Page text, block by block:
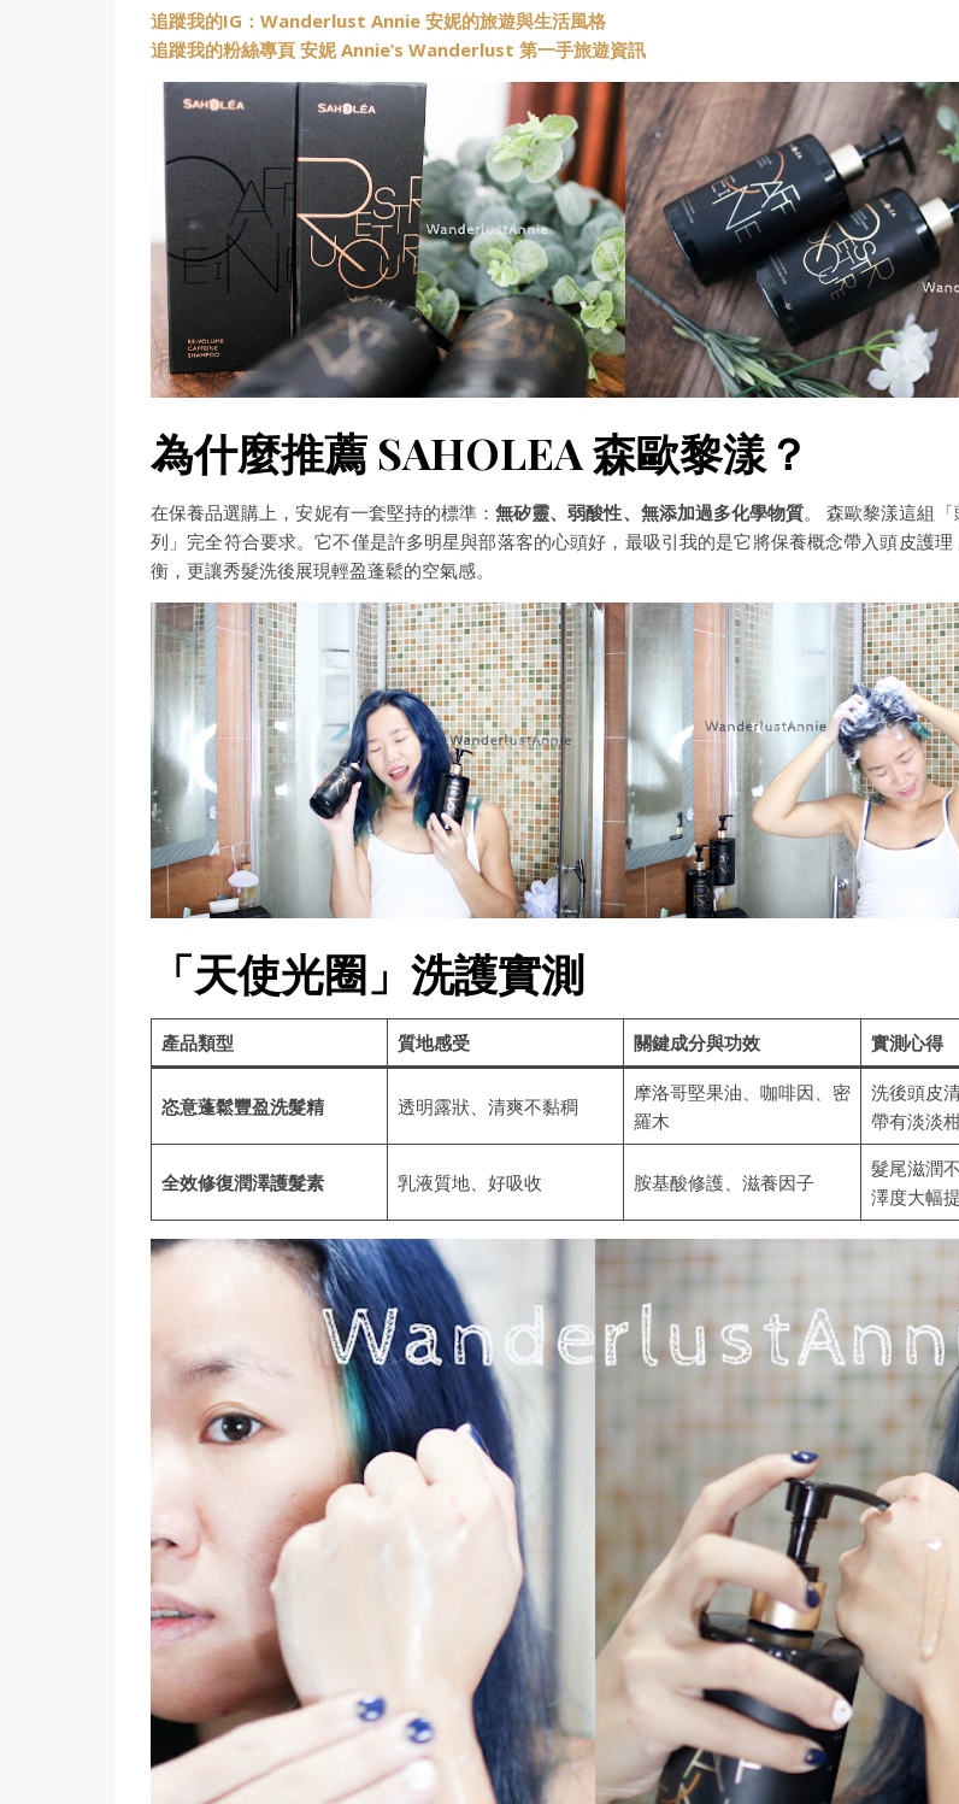
追蹤我的IG：Wanderlust Annie 安妮的旅遊與生活風格
追蹤我的粉絲專頁 安妮 Annie’s Wanderlust 第一手旅遊資訊
為什麼推薦 SAHOLEA 森歐黎漾？
在保養品選購上，安妮有一套堅持的標準：無矽靈、弱酸性、無添加過多化學物質。 森歐黎漾這組
列」完全符合要求。它不僅是許多明星與部落客的心頭好，最吸引我的是它將保養概念帶入頭皮護
衡，更讓秀髮洗後展現輕盈蓬鬆的空氣感。
「天使光圈」洗護實測
產品類型 質地感受 關鍵成分與功效 實測心得
恣意蓬鬆豐盈洗髮精 透明露狀、清爽不黏稠
摩洛哥堅果油、咖啡因、密
羅木
洗後頭皮
帶有淡淡
全效修復潤澤護髮素 乳液質地、好吸收 胺基酸修護、滋養因子
髮尾滋潤
澤度大幅提